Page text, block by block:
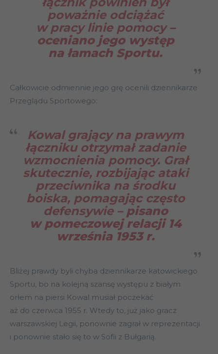
poważnie odciążać
w pracy linie pomocy –
oceniano jego występ
na łamach Sportu.
Całkowicie odmiennie jego grę ocenili dziennikarze
Przeglądu Sportowego:
Kowal grający na prawym
łączniku otrzymał zadanie
wzmocnienia pomocy. Grał
skutecznie, rozbijając ataki
przeciwnika na środku
boiska, pomagając często
defensywie – pisano
w pomeczowej relacji 14
września 1953 r.
Bliżej prawdy byli chyba dziennikarze katowickiego
Sportu, bo na kolejną szansę występu z białym
orłem na piersi Kowal musiał poczekać
aż do czerwca 1955 r. Wtedy to, już jako gracz
warszawskiej Legii, ponownie zagrał w reprezentacji
i ponownie stało się to w Sofii z Bułgarią.